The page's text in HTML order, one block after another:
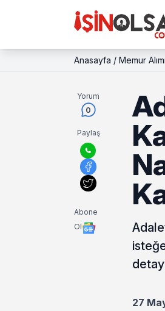
Anasayfa / Memur Alımı
Yorum
0
Paylaş
Abone
Ol
27